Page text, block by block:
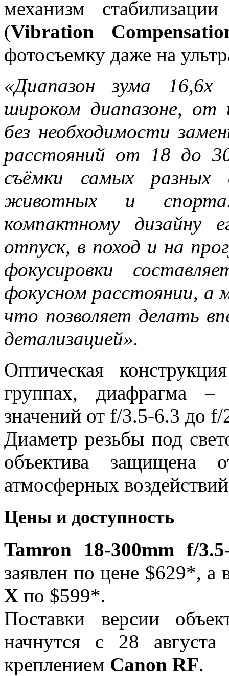
механизм
(Vibration
фотосъемку даже на
«Диапазон зума 16,6x
широком диапазоне, от
без необходимости
расстояний от 18 до
съёмки самых разных
животных и
компактному
отпуск, в поход и на
фокусировки
фокусном расстоянии, а
что позволяет делать
детализацией».
Оптическая
группах, диафрагма –
значений от f/3.5-6.3 до f/
Диаметр резьбы под
объектива защищена
атмосферных
Цены и доступность
Tamron 18-300mm f/
заявлен по цене $629*, а
X по $599*.
Поставки версии
начнутся с 28
креплением Canon RF.